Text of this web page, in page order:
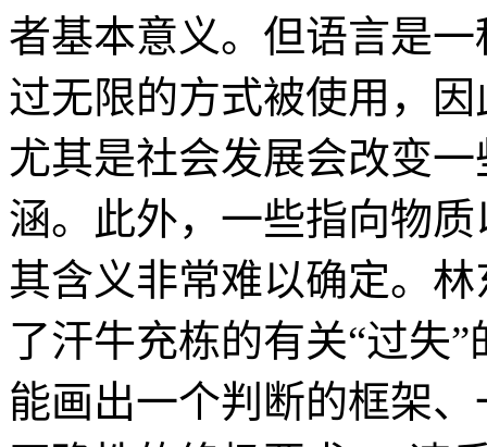
者基本意义。但语言是
过无限的方式被使用，
尤其是社会发展会改变
涵。此外，一些指向物
其含义非常难以确定。
了汗牛充栋的有关“过失
能画出一个判断的框架